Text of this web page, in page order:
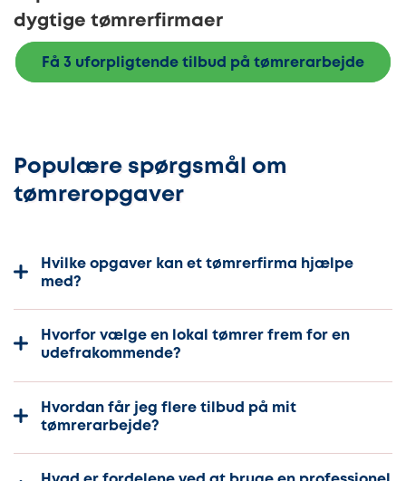
dygtige tømrerfirmaer
Få 3 uforpligtende tilbud på tømrerarbejde
Populære spørgsmål om
tømreropgaver
Hvilke opgaver kan et tømrerfirma hjælpe
med?
Hvorfor vælge en lokal tømrer frem for en
udefrakommende?
Hvordan får jeg flere tilbud på mit
tømrerarbejde?